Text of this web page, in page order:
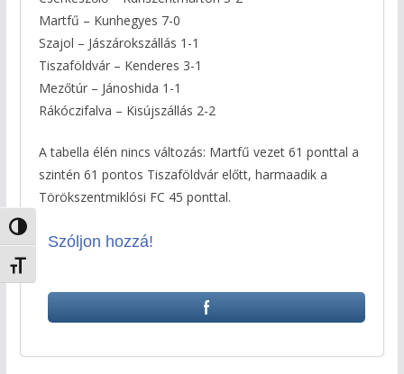
Nagy kontraszt váltása
Betűméret váltása
Martfű – Kunhegyes 7-0
Szajol – Jászárokszállás 1-1
Tiszaföldvár – Kenderes 3-1
Mezőtúr – Jánoshida 1-1
Rákóczifalva – Kisújszállás 2-2
A tabella élén nincs változás: Martfű vezet 61 ponttal a
szintén 61 pontos Tiszaföldvár előtt, harmaadik a
Törökszentmiklósi FC 45 ponttal.
Szóljon hozzá!